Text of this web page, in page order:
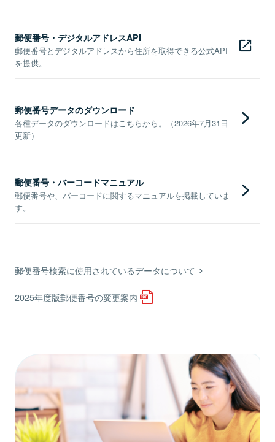
郵便番号・デジタルアドレスAPI
郵便番号とデジタルアドレスから住所を取得できる公式API
を提供。
郵便番号データのダウンロード
各種データのダウンロードはこちらから。（2026年7月31日
更新）
郵便番号・バーコードマニュアル
郵便番号や、バーコードに関するマニュアルを掲載していま
す。
郵便番号検索に使用されているデータについて
2025年度版郵便番号の変更案内